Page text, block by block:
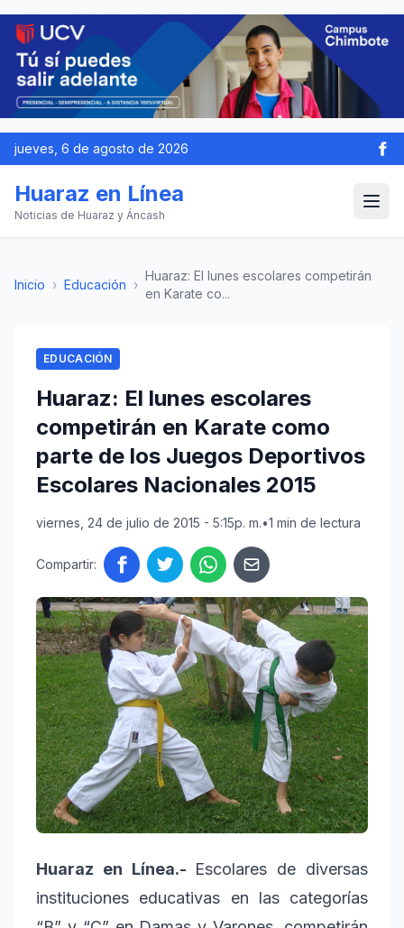
jueves, 6 de agosto de 2026
Huaraz en Línea
Noticias de Huaraz y Áncash
Inicio › Educación ›
Huaraz: El lunes escolares competirán
en Karate co...
EDUCACIÓN
Huaraz: El lunes escolares
competirán en Karate como
parte de los Juegos Deportivos
Escolares Nacionales 2015
viernes, 24 de julio de 2015 - 5:15p. m.•1 min de lectura
Compartir:
Huaraz en Línea.- Escolares de diversas
instituciones educativas en las categorías